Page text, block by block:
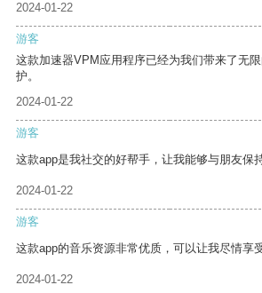
2024-01-22
游客
这款加速器VPM应用程序已经为我们带来了无
护。
2024-01-22
游客
这款app是我社交的好帮手，让我能够与朋友保
2024-01-22
游客
这款app的音乐资源非常优质，可以让我尽情享
2024-01-22